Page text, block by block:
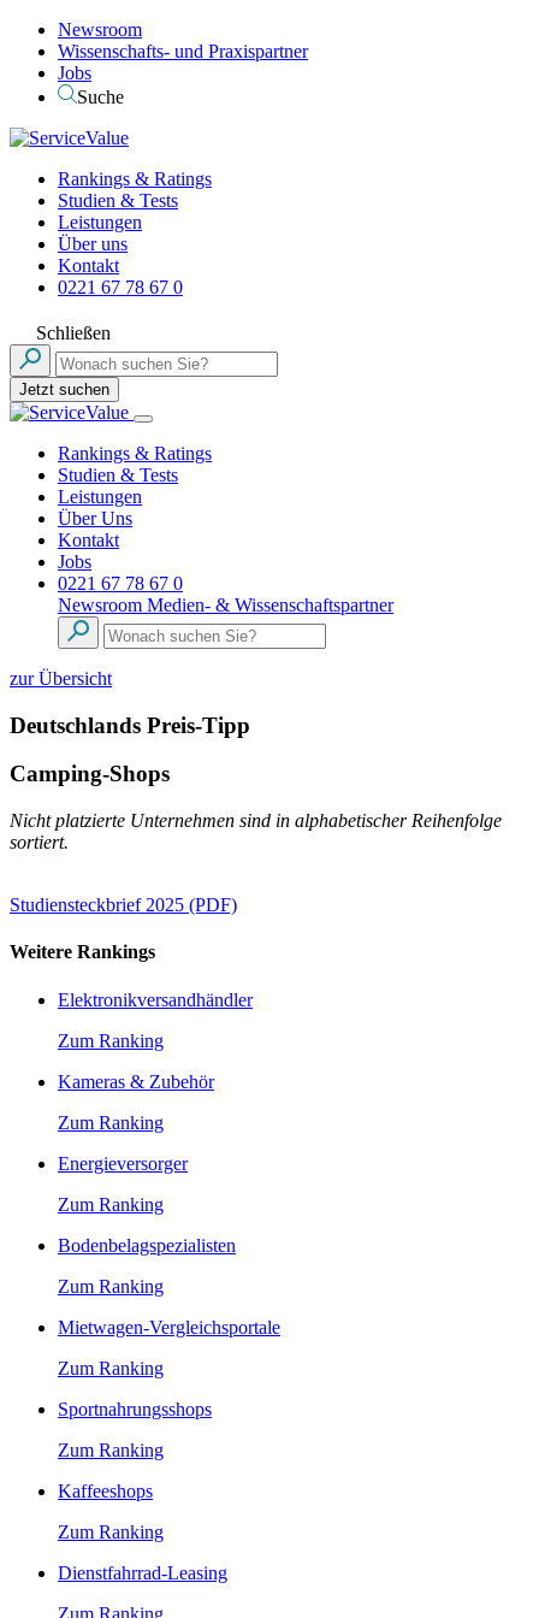
Newsroom
Wissenschafts- und Praxispartner
Jobs
Suche
Rankings & Ratings
Studien & Tests
Leistungen
Über uns
Kontakt
0221 67 78 67 0
Schließen
Jetzt suchen
Rankings & Ratings
Studien & Tests
Leistungen
Über Uns
Kontakt
Jobs
0221 67 78 67 0
Newsroom Medien- & Wissenschaftspartner
zur Übersicht
Deutschlands Preis-Tipp
Camping-Shops
Nicht platzierte Unternehmen sind in alphabetischer Reihenfolge
sortiert.
Studiensteckbrief 2025 (PDF)
Weitere Rankings
Elektronikversandhändler
Zum Ranking
Kameras & Zubehör
Zum Ranking
Energieversorger
Zum Ranking
Bodenbelagspezialisten
Zum Ranking
Mietwagen-Vergleichsportale
Zum Ranking
Sportnahrungsshops
Zum Ranking
Kaffeeshops
Zum Ranking
Dienstfahrrad-Leasing
Zum Ranking